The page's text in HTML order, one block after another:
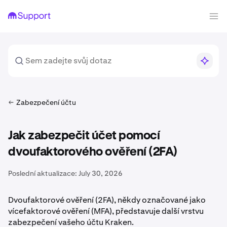
Zabezpečení účtu
Jak zabezpečit účet pomocí
dvoufaktorového ověření (2FA)
Poslední aktualizace: July 30, 2026
Dvoufaktorové ověření (2FA), někdy označované jako
vícefaktorové ověření (MFA), představuje další vrstvu
zabezpečení vašeho účtu Kraken.